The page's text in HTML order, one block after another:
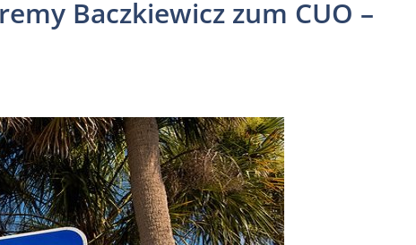
Baczkiewicz zum CUO –